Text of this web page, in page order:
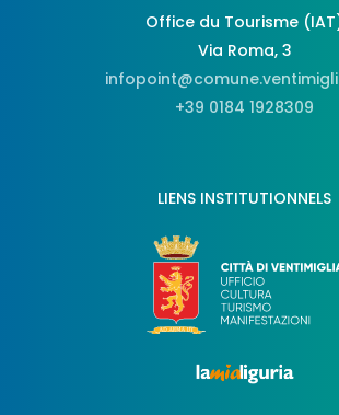
Office du Tourisme
Via Roma, 3
+39 0184 1928309
LIENS INSTITUTIONNELS